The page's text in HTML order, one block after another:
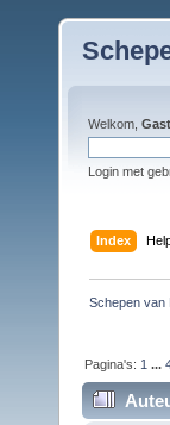
Welkom, Gast
Login met
Index
Schepen van
Pagina's: 1 ...